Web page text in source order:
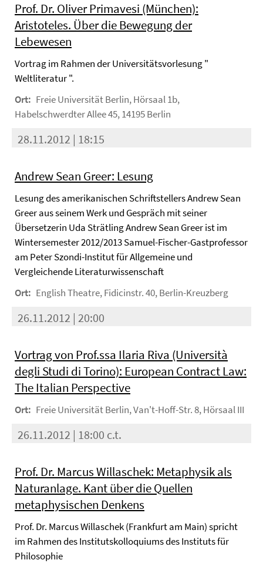
Prof. Dr. Oliver Primavesi (München):
Aristoteles. Über die Bewegung der
Lebewesen
Vortrag im Rahmen der Universitätsvorlesung "
Weltliteratur ".
Ort: Freie Universität Berlin, Hörsaal 1b,
Habelschwerdter Allee 45, 14195 Berlin
28.11.2012 | 18:15
Andrew Sean Greer: Lesung
Lesung des amerikanischen Schriftstellers Andrew Sean
Greer aus seinem Werk und Gespräch mit seiner
Übersetzerin Uda Strätling Andrew Sean Greer ist im
Wintersemester 2012/2013 Samuel-Fischer-Gastprofessor
am Peter Szondi-Institut für Allgemeine und
Vergleichende Literaturwissenschaft
Ort: English Theatre, Fidicinstr. 40, Berlin-Kreuzberg
26.11.2012 | 20:00
Vortrag von Prof.ssa Ilaria Riva (Università
degli Studi di Torino): European Contract Law:
The Italian Perspective
Ort: Freie Universität Berlin, Van't-Hoff-Str. 8, Hörsaal III
26.11.2012 | 18:00 c.t.
Prof. Dr. Marcus Willaschek: Metaphysik als
Naturanlage. Kant über die Quellen
metaphysischen Denkens
Prof. Dr. Marcus Willaschek (Frankfurt am Main) spricht
im Rahmen des Institutskolloquiums des Instituts für
Philosophie